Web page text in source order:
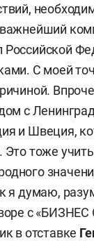
С моей
с
и Швеция,
тоже
я думаю,
с «БИЗНЕС
в отставке